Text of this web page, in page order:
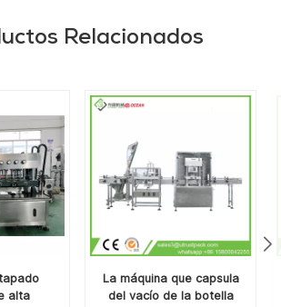
Relacionados
alta
La máquina que capsula
del vacío de la botella